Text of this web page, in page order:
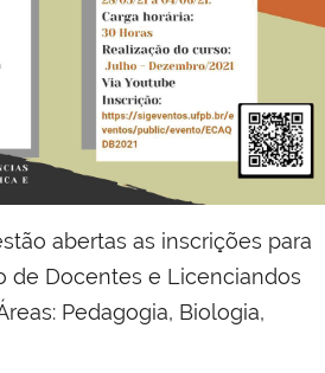
abertas as inscrições para
de Docentes e Licenciandos
Pedagogia, Biologia,